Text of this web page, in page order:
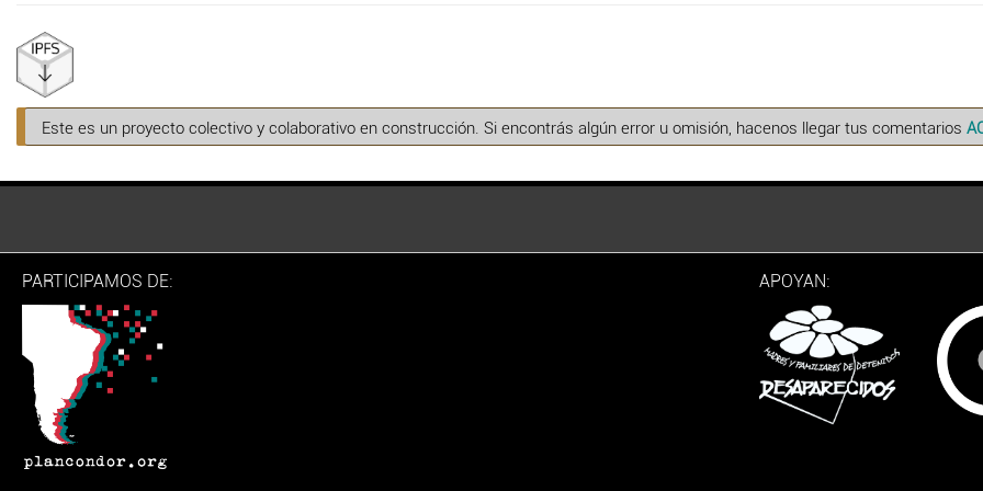
Este es un proyecto colectivo y colaborativo en construcción. Si encontrás algún error u omisión, hacenos llegar tus comentarios
PARTICIPAMOS DE: APOYAN: